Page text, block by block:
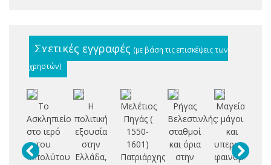
Σχετικές εγγραφές (με βάση τις επισκέψεις των
χρηστών)
Το
Ασκληπιείο
στο ιερό
του
Ιππολύτου
Η
πολιτική
εξουσία
στην
Ελλάδα,
Μελέτιος
Πηγάς (
1550-
1601)
Πατριάρχης
Ρήγας
Βελεστινλής:
σταθμοί
και όρια
στην
Μαγεία,
μάγοι
και
υπερφυσικά
φαινόμενα